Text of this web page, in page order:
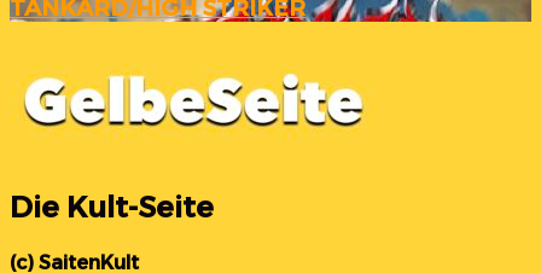
TANKARD/HIGH STRIKER
Die Kult-Seite
(c) SaitenKult